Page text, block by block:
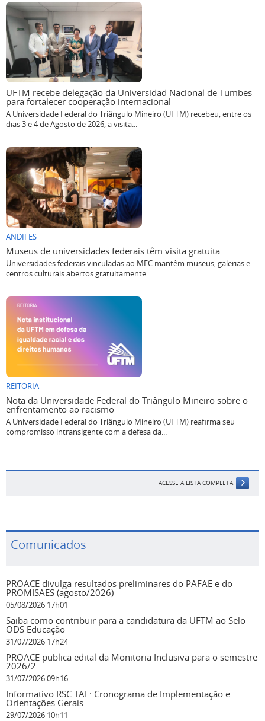
UFTM recebe delegação da Universidad Nacional de Tumbes
para fortalecer cooperação internacional
A Universidade Federal do Triângulo Mineiro (UFTM) recebeu, entre os
dias 3 e 4 de Agosto de 2026, a visita...
ANDIFES
Museus de universidades federais têm visita gratuita
Universidades federais vinculadas ao MEC mantêm museus, galerias e
centros culturais abertos gratuitamente...
REITORIA
Nota da Universidade Federal do Triângulo Mineiro sobre o
enfrentamento ao racismo
A Universidade Federal do Triângulo Mineiro (UFTM) reafirma seu
compromisso intransigente com a defesa da...
ACESSE A LISTA COMPLETA
Comunicados
PROACE divulga resultados preliminares do PAFAE e do
PROMISAES (agosto/2026)
05/08/2026 17h01
Saiba como contribuir para a candidatura da UFTM ao Selo
ODS Educação
31/07/2026 17h24
PROACE publica edital da Monitoria Inclusiva para o semestre
2026/2
31/07/2026 09h16
Informativo RSC TAE: Cronograma de Implementação e
Orientações Gerais
29/07/2026 10h11